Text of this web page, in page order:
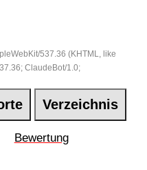
537.36 (KHTML, like
ClaudeBot/1.0;
Verzeichnis
Bewertung